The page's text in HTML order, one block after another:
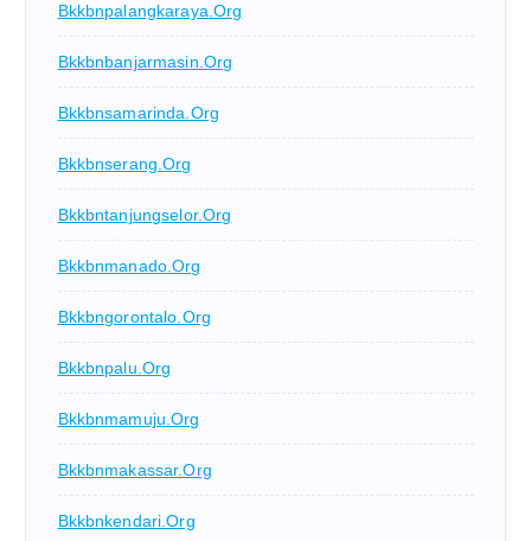
Bkkbnpalangkaraya.org
Bkkbnbanjarmasin.org
Bkkbnsamarinda.org
Bkkbnserang.org
Bkkbntanjungselor.org
Bkkbnmanado.org
Bkkbngorontalo.org
Bkkbnpalu.org
Bkkbnmamuju.org
Bkkbnmakassar.org
Bkkbnkendari.org